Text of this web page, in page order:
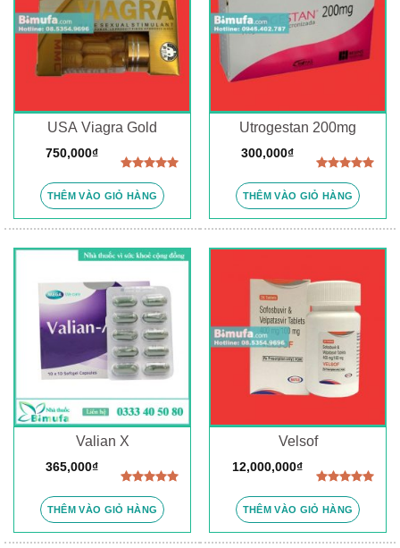
USA Viagra Gold
hạng5.00
5 sao
750,000₫
THÊM VÀO GIỎ HÀNG
Utrogestan 200mg
hạng5.00
5 sao
300,000₫
THÊM VÀO GIỎ HÀNG
Valian X
hạng5.00
5 sao
365,000₫
THÊM VÀO GIỎ HÀNG
Velsof
hạng5.00
5 sao
12,000,000₫
THÊM VÀO GIỎ HÀNG